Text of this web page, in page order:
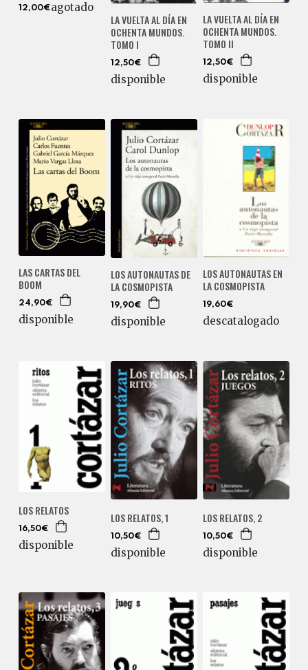
12,00€agotado
LA VUELTA AL DÍA EN
OCHENTA MUNDOS.
TOMO I
12,50€
disponible
LA VUELTA AL DÍA EN
OCHENTA MUNDOS.
TOMO II
12,50€
disponible
LAS CARTAS DEL
BOOM
24,90€
disponible
LOS AUTONAUTAS DE
LA COSMOPISTA
19,90€
disponible
LOS AUTONAUTAS EN
LA COSMOPISTA
19,60€
descatalogado
LOS RELATOS
16,50€
disponible
LOS RELATOS, 1
10,50€
disponible
LOS RELATOS, 2
10,50€
disponible